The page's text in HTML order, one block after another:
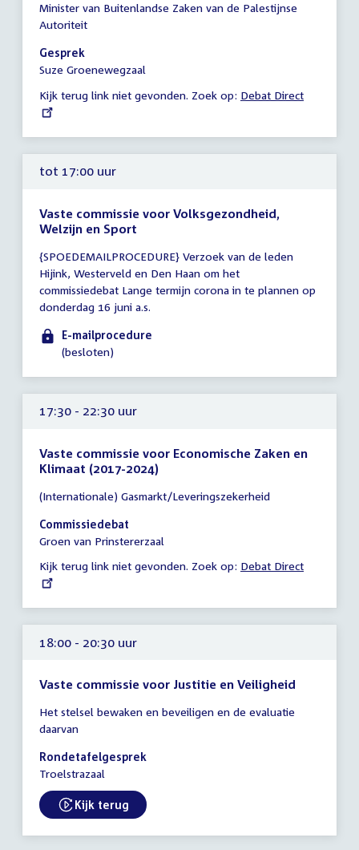
vergadering
16:30
-
17:30
Minister van Buitenlandse Zaken van de Palestijnse
Autoriteit
Gesprek
Suze Groenewegzaal
Kijk terug link niet gevonden. Zoek op: External
Debat Direct
tot 17:00 uur
Vaste commissie voor Volksgezondheid,
Welzijn en Sport
vergadering
tot
17:00
uur
{SPOEDEMAILPROCEDURE} Verzoek van de leden
Hijink, Westerveld en Den Haan om het
commissiedebat Lange termijn corona in te plannen op
donderdag 16 juni a.s.
E-mailprocedure
(besloten)
17:30 - 22:30 uur
Vaste commissie voor Economische Zaken en
Klimaat (2017-2024)
vergadering
17:30
-
uur
(Internationale) Gasmarkt/Leveringszekerheid
Commissiedebat
Groen van Prinstererzaal
Kijk terug link niet gevonden. Zoek op: External
Debat Direct
18:00 - 20:30 uur
Vaste commissie voor Justitie en Veiligheid
vergadering
18:00
-
20:30
Het stelsel bewaken en beveiligen en de evaluatie
daarvan
Rondetafelgesprek
Troelstrazaal
External link:
Kijk terug